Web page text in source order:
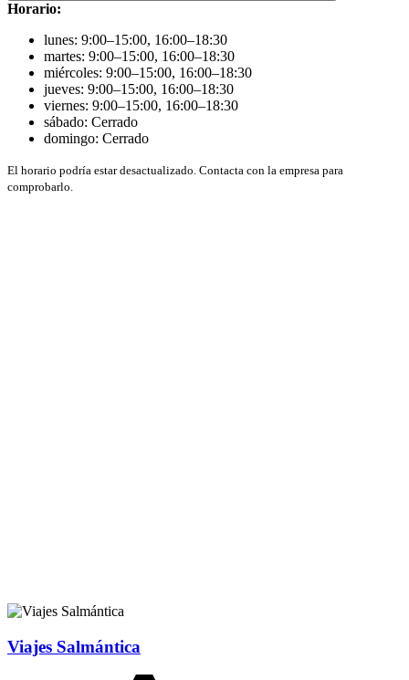
Horario:
lunes: 9:00–15:00, 16:00–18:30
martes: 9:00–15:00, 16:00–18:30
miércoles: 9:00–15:00, 16:00–18:30
jueves: 9:00–15:00, 16:00–18:30
viernes: 9:00–15:00, 16:00–18:30
sábado: Cerrado
domingo: Cerrado
El horario podría estar desactualizado. Contacta con la empresa para
comprobarlo.
Viajes Salmántica